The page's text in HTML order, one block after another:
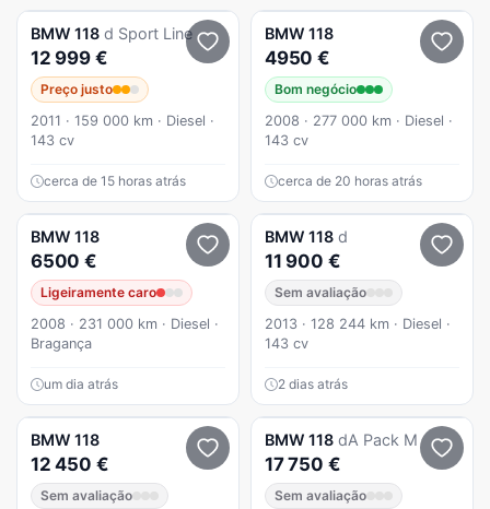
BMW 118 d Sport Line
12 999 €
Preço justo
2011 · 159 000 km · Diesel ·
143 cv
cerca de 15 horas atrás
BMW 118
4950 €
Bom negócio
2008 · 277 000 km · Diesel ·
143 cv
cerca de 20 horas atrás
BMW 118
6500 €
Ligeiramente caro
2008 · 231 000 km · Diesel ·
Bragança
um dia atrás
BMW 118 d
11 900 €
Sem avaliação
2013 · 128 244 km · Diesel ·
143 cv
2 dias atrás
BMW 118
12 450 €
Sem avaliação
BMW 118 dA Pack M
17 750 €
Sem avaliação